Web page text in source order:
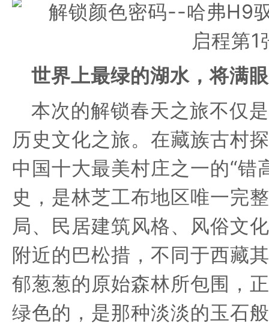
世界上最绿的湖水，将满
本次的解锁春天之旅不仅
历史文化之旅。 在藏族古村
中国十大最美村庄之一的“错
史 ， 是林芝工布地区唯一完
局、民居建筑风格、风俗文
附近的巴松措 ， 不同于西藏
郁葱葱的原始森林所包围 ，正
绿色的，是那种淡淡的玉石